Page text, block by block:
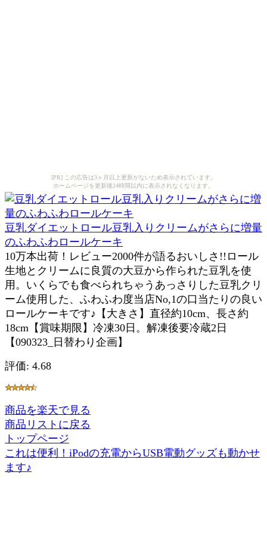
[PR] この広告は3ヶ月以上更新がないため表示されています。
ホームページを更新後24時間以内に表示されなくなります。
豆乳ダイエットロール豆乳入りクリームがさらに増量
のふわふわロールケーキ
10万本出荷！レビュー2000件が語るおいしさ!!ロール
生地とクリームに良質の大豆から作られた豆乳を使
用。いくらでも食べられちゃうあっさりした豆乳クリ
ーム使用した、ふわふわ度当店No,1の口当たりの良い
ロールケーキです♪【大きさ】直径約10cm、長さ約
18cm【賞味期限】冷凍30日。解凍後要冷蔵2日
【090323_日替わり企画】
評価: 4.68
商品を楽天で見る
商品リストに戻る
トップページ
これは便利！iPodの充電からUSB電動グッズも動かせ
ます♪